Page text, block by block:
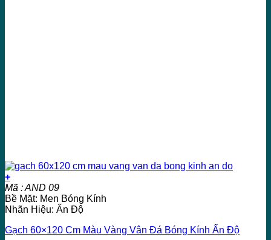
+
Mã : AND 09
Bề Mặt: Men Bóng Kính
Nhãn Hiệu: Ấn Độ
Gạch 60×120 Cm Màu Vàng Vân Đá Bóng Kính Ấn Độ